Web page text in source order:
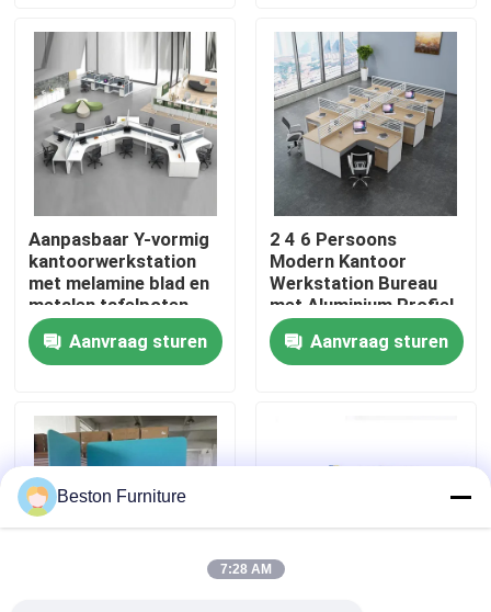
Producten
Over ons
Kwaliteitscontrole
Neem contact met ons op
Gevallen
Blog
Aanpasbaar Y-vormig
kantoorwerkstation
met melamine blad en
metalen tafelpoten
Aanvraag sturen
2 4 6 Persoons
Modern Kantoor
Werkstation Bureau
met Aluminium Profiel
Stof Materiaal en
30mm Dik Paneel
Aanvraag sturen
Beston Furniture
7:28 AM